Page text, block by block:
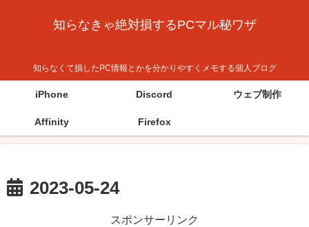
知らなきゃ絶対損するPCマル秘ワザ
知らなくて損したPC情報とかを分かりやすくメモする個人ブログ
iPhone Discord ウェブ制作
Affinity Firefox
2023-05-24
スポンサーリンク